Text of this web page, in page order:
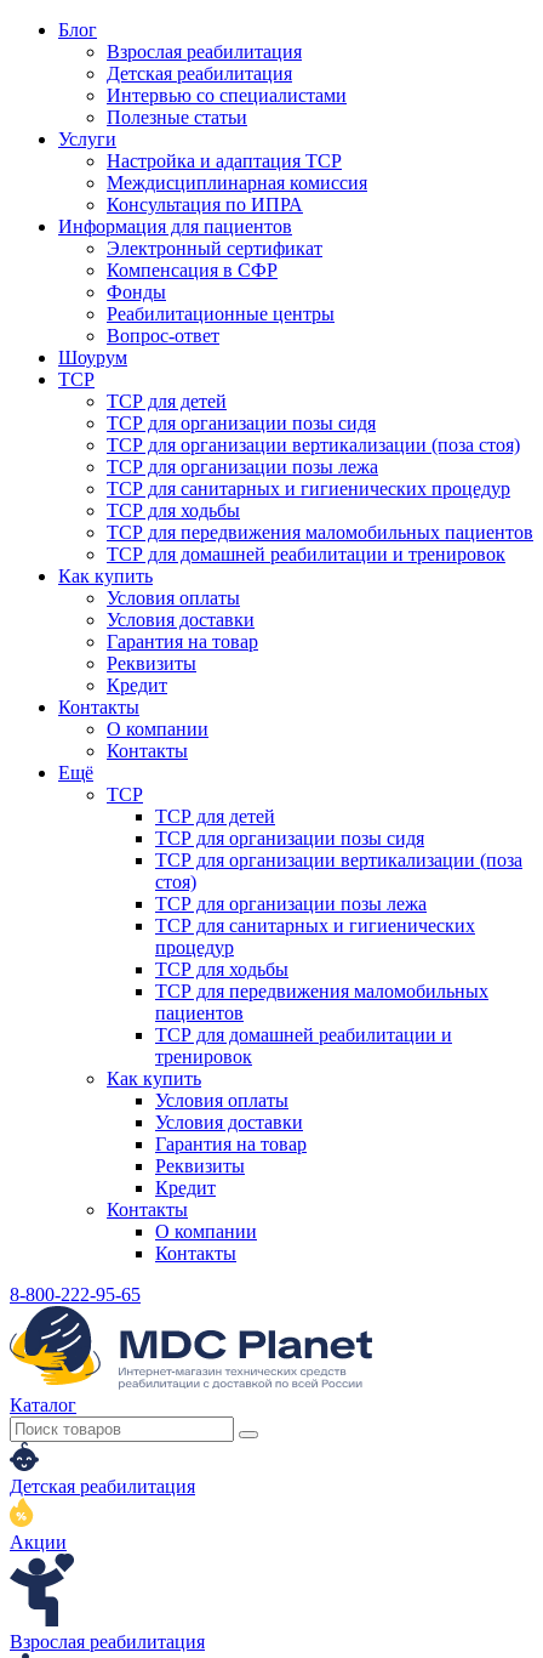
Блог
Взрослая реабилитация
Детская реабилитация
Интервью со специалистами
Полезные статьи
Услуги
Настройка и адаптация ТСР
Междисциплинарная комиссия
Консультация по ИПРА
Информация для пациентов
Электронный сертификат
Компенсация в СФР
Фонды
Реабилитационные центры
Вопрос-ответ
Шоурум
ТСР
ТСР для детей
ТСР для организации позы сидя
ТСР для организации вертикализации (поза стоя)
ТСР для организации позы лежа
ТСР для санитарных и гигиенических процедур
ТСР для ходьбы
ТСР для передвижения маломобильных пациентов
ТСР для домашней реабилитации и тренировок
Как купить
Условия оплаты
Условия доставки
Гарантия на товар
Реквизиты
Кредит
Контакты
О компании
Контакты
Ещё
ТСР
ТСР для детей
ТСР для организации позы сидя
ТСР для организации вертикализации (поза
стоя)
ТСР для организации позы лежа
ТСР для санитарных и гигиенических
процедур
ТСР для ходьбы
ТСР для передвижения маломобильных
пациентов
ТСР для домашней реабилитации и
тренировок
Как купить
Условия оплаты
Условия доставки
Гарантия на товар
Реквизиты
Кредит
Контакты
О компании
Контакты
8-800-222-95-65
Каталог
Детская реабилитация
Акции
Взрослая реабилитация